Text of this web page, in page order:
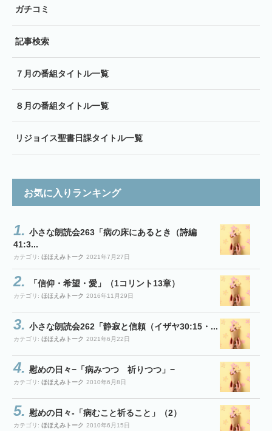
ガチコミ
記事検索
７月の番組タイトル一覧
８月の番組タイトル一覧
リジョイス聖書日課タイトル一覧
お気に入りランキング
小さな朗読会263「病の床にあるとき（詩編
41:3...
カテゴリ: ほほえみトーク 2021年7月27日
「信仰・希望・愛」（1コリント13章）
カテゴリ: ほほえみトーク 2016年11月29日
小さな朗読会262「静寂と信頼（イザヤ30:15・...
カテゴリ: ほほえみトーク 2021年6月22日
慰めの日々−「病みつつ 祈りつつ」−
カテゴリ: ほほえみトーク 2010年6月8日
慰めの日々-「病むこと祈ること」（2）
カテゴリ: ほほえみトーク 2010年6月15日